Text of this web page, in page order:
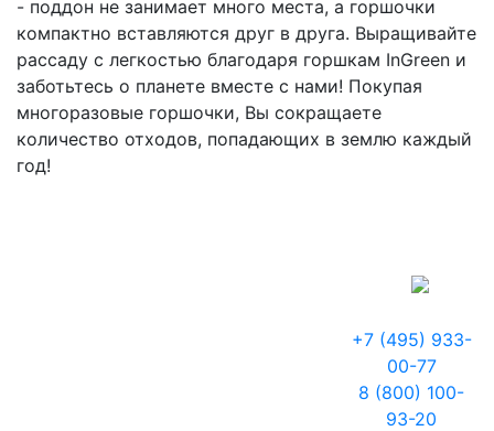
- поддон не занимает много места, а горшочки
компактно вставляются друг в друга. Выращивайте
рассаду с легкостью благодаря горшкам InGreen и
заботьтесь о планете вместе с нами! Покупая
многоразовые горшочки, Вы сокращаете
количество отходов, попадающих в землю каждый
год!
+7 (495) 933-
00-77
8 (800) 100-
93-20